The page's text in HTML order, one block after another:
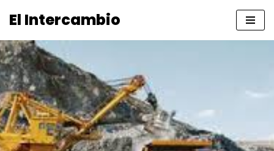
al
contenido
El Intercambio